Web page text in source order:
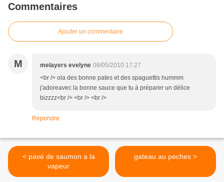
Commentaires
Ajouter un commentaire
M melayers evelyne 08/05/2010 17:27
<br /> ola des bonne pates et des spaguettis hummm
j'adoreavec la bonne sauce que tu à préparer un délice
bizzzz<br /> <br /> <br />
Répondre
< pavé de saumon a la
vapeur
gateau au peches >